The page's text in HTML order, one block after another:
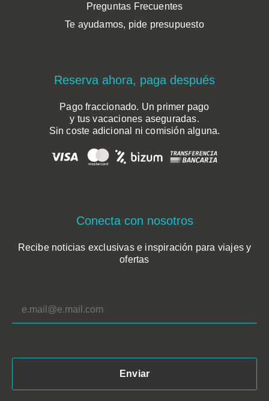
Preguntas Frecuentes
Te ayudamos, pide presupuesto
Reserva ahora, paga después
Pago fraccionado. Un primer pago
y tus vacaciones aseguradas.
Sin coste adicional ni comisión alguna.
Conecta con nosotros
Recibe noticias exclusivas e inspiración para viajes y
ofertas